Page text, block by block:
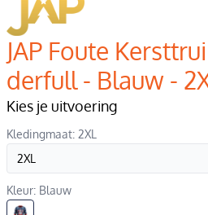
JAP Foute
derfull - Blauw -
Kies je uitvoering
Kledingmaat: 2XL
Kleur: Blauw